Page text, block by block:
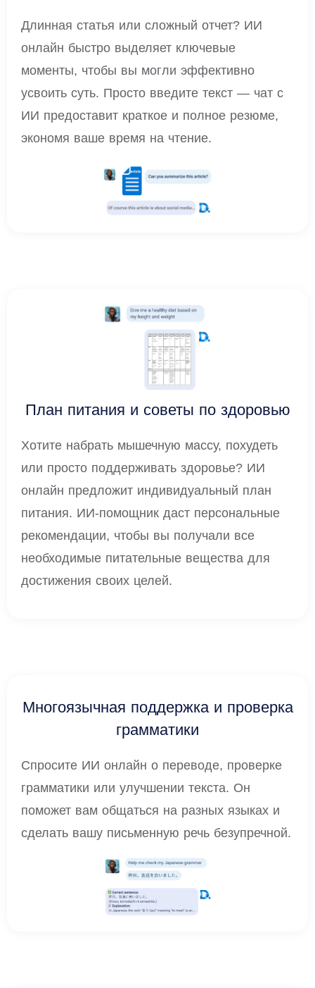
Длинная статья или сложный отчет? ИИ
онлайн быстро выделяет ключевые
моменты, чтобы вы могли эффективно
усвоить суть. Просто введите текст — чат с
ИИ предоставит краткое и полное резюме,
экономя ваше время на чтение.
План питания и советы по здоровью
Хотите набрать мышечную массу, похудеть
или просто поддерживать здоровье? ИИ
онлайн предложит индивидуальный план
питания. ИИ-помощник даст персональные
рекомендации, чтобы вы получали все
необходимые питательные вещества для
достижения своих целей.
Многоязычная поддержка и проверка
грамматики
Спросите ИИ онлайн о переводе, проверке
грамматики или улучшении текста. Он
поможет вам общаться на разных языках и
сделать вашу письменную речь безупречной.